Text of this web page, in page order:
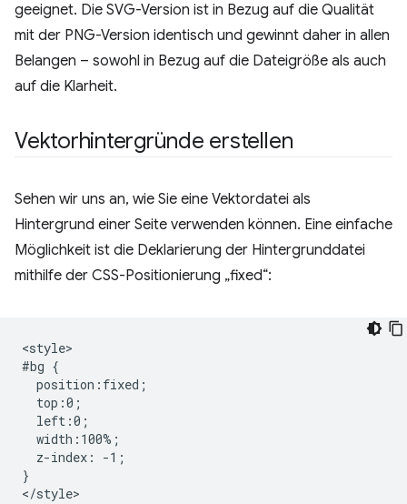
geeignet. Die SVG-Version ist in Bezug auf die Qualität
mit der PNG-Version identisch und gewinnt daher in allen
Belangen – sowohl in Bezug auf die Dateigröße als auch
auf die Klarheit.
Vektorhintergründe erstellen
Sehen wir uns an, wie Sie eine Vektordatei als
Hintergrund einer Seite verwenden können. Eine einfache
Möglichkeit ist die Deklarierung der Hintergrunddatei
mithilfe der CSS-Positionierung „fixed“:
<style>
#bg {
  position:fixed;
  top:0;
  left:0;
  width:100%;
  z-index: -1;
}
</style>